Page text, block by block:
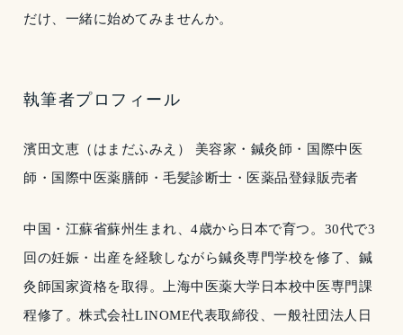
だけ、一緒に始めてみませんか。
執筆者プロフィール
濱田文恵（はまだふみえ） 美容家・鍼灸師・国際中医
師・国際中医薬膳師・毛髪診断士・医薬品登録販売者
中国・江蘇省蘇州生まれ、4歳から日本で育つ。30代で3
回の妊娠・出産を経験しながら鍼灸専門学校を修了、鍼
灸師国家資格を取得。上海中医薬大学日本校中医専門課
程修了。株式会社LINOME代表取締役、一般社団法人日